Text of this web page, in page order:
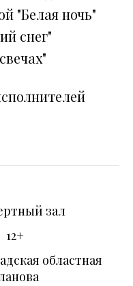
"Белая ночь"
снег"
зал
12+
областная